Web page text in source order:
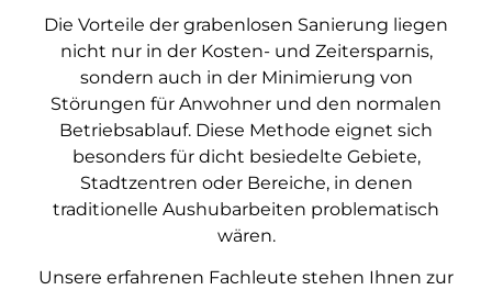
Die Vorteile der grabenlosen Sanierung liegen
nicht nur in der Kosten- und Zeitersparnis,
sondern auch in der Minimierung von
Störungen für Anwohner und den normalen
Betriebsablauf. Diese Methode eignet sich
besonders für dicht besiedelte Gebiete,
Stadtzentren oder Bereiche, in denen
traditionelle Aushubarbeiten problematisch
wären.
Unsere erfahrenen Fachleute stehen Ihnen zur